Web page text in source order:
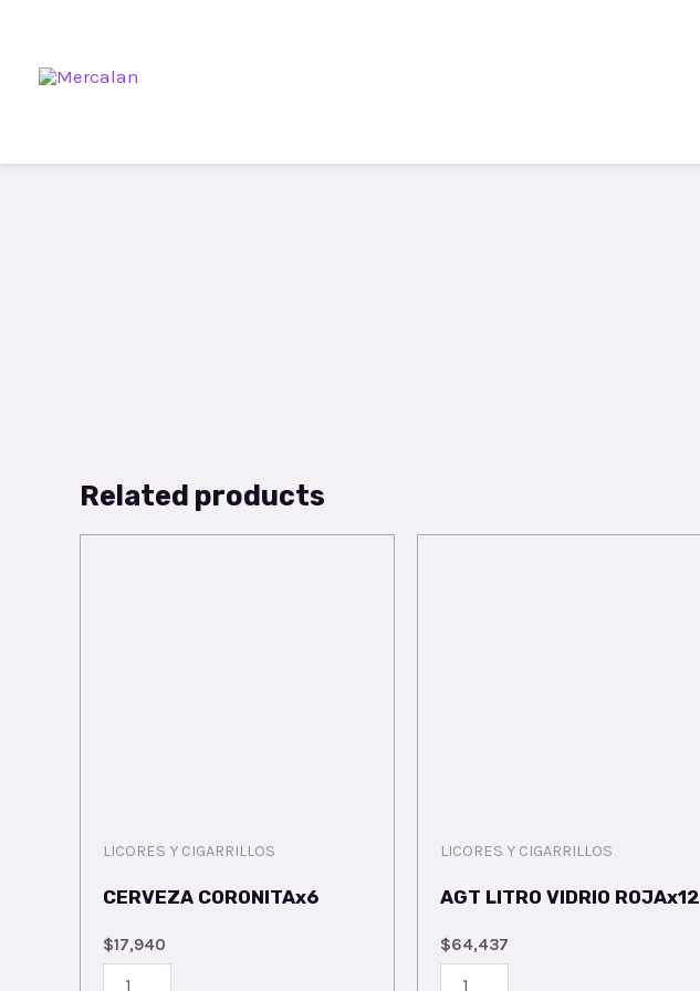
Related products
LICORES Y CIGARRILLOS
CERVEZA CORONITAx6
$17,940
LICORES Y CIGARRILLOS
AGT LITRO VIDRIO ROJAx12
$64,437